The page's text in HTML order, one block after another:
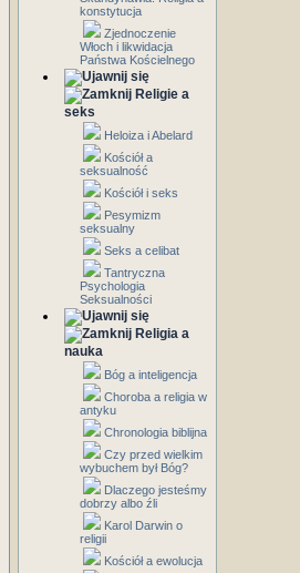
konstytucja
Zjednoczenie
Włoch i likwidacja
Państwa Kościelnego
Religie a
seks
Heloiza i Abelard
Kościół a
seksualność
Kościół i seks
Pesymizm
seksualny
Seks a celibat
Tantryczna
Psychologia
Seksualności
Religia a
nauka
Bóg a inteligencja
Choroba a religia w
antyku
Chronologia biblijna
Czy przed wielkim
wybuchem był Bóg?
Dlaczego jesteśmy
dobrzy albo źli
Karol Darwin o
religii
Kościół a ewolucja